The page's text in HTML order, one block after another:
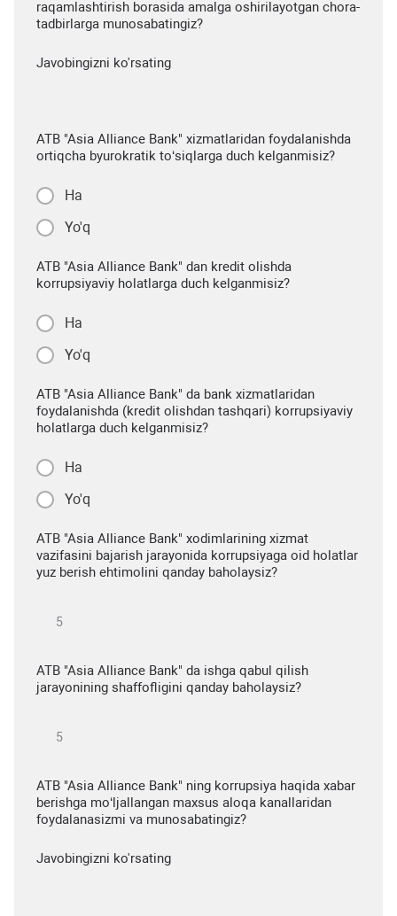
raqamlashtirish borasida amalga oshirilayotgan chora-
tadbirlarga munosabatingiz?
Javobingizni ko'rsating
ATB "Asia Alliance Bank" xizmatlaridan foydalanishda
ortiqcha byurokratik to‘siqlarga duch kelganmisiz?
Ha
Yo'q
ATB "Asia Alliance Bank" dan kredit olishda
korrupsiyaviy holatlarga duch kelganmisiz?
Ha
Yo'q
ATB "Asia Alliance Bank" da bank xizmatlaridan
foydalanishda (kredit olishdan tashqari) korrupsiyaviy
holatlarga duch kelganmisiz?
Ha
Yo'q
ATB "Asia Alliance Bank" xodimlarining xizmat
vazifasini bajarish jarayonida korrupsiyaga oid holatlar
yuz berish ehtimolini qanday baholaysiz?
ATB "Asia Alliance Bank" da ishga qabul qilish
jarayonining shaffofligini qanday baholaysiz?
ATB "Asia Alliance Bank" ning korrupsiya haqida xabar
berishga mo‘ljallangan maxsus aloqa kanallaridan
foydalanasizmi va munosabatingiz?
Javobingizni ko'rsating